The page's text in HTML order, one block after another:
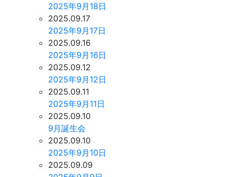
2025年9月18日
2025.09.17
2025年9月17日
2025.09.16
2025年9月16日
2025.09.12
2025年9月12日
2025.09.11
2025年9月11日
2025.09.10
9月誕生会
2025.09.10
2025年9月10日
2025.09.09